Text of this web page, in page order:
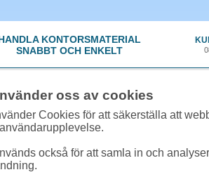
KONTORSMATERIAL
SNABBT OCH ENKELT
Förbrukning»Bläckpatroner Brother»
oss av cookies
Cookies för att säkerställa att
också för att samla in och